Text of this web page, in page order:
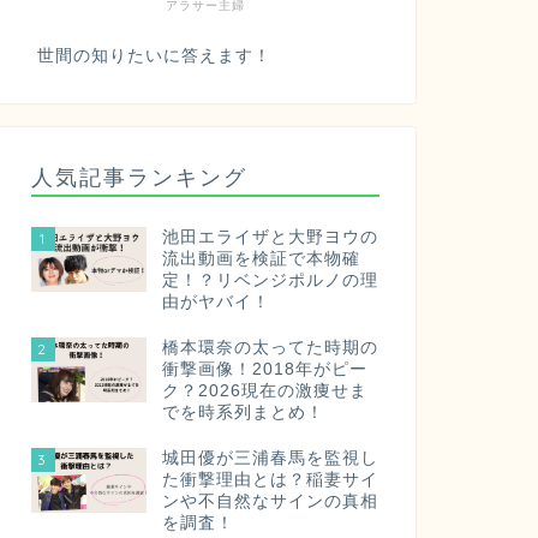
アラサー主婦
世間の知りたいに答えます！
人気記事ランキング
1
池田エライザと大野ヨウの
流出動画を検証で本物確
定！？リベンジポルノの理
由がヤバイ！
2
橋本環奈の太ってた時期の
衝撃画像！2018年がピー
ク？2026現在の激痩せま
でを時系列まとめ！
3
城田優が三浦春馬を監視し
た衝撃理由とは？稲妻サイ
ンや不自然なサインの真相
を調査！